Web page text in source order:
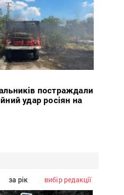
постраждали
удар росіян на
за рік вибір редакції